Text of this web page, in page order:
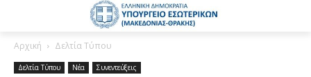
Αρχική Δελτία Τύπου
Δελτία Τύπου Νέα Συνεντεύξεις